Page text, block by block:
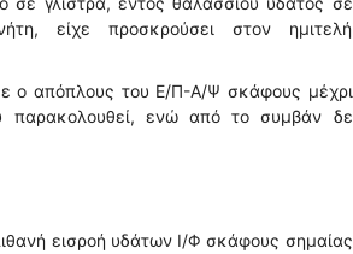
είχε προσκρούσει στον ημιτελή
ο απόπλους του Ε/Π-Α/Ψ σκάφους μέχρι
παρακολουθεί, ενώ από το συμβάν δε
εισροή υδάτων Ι/Φ σκάφους σημαίας